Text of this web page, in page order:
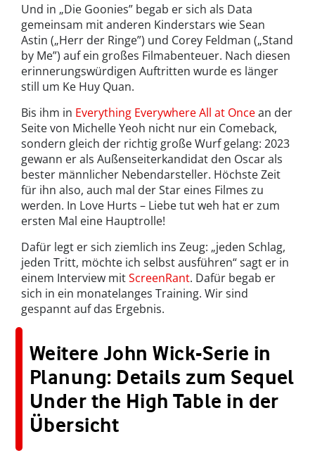
Und in „Die Goonies” begab er sich als Data
gemeinsam mit anderen Kinderstars wie Sean
Astin („Herr der Ringe”) und Corey Feldman („Stand
by Me”) auf ein großes Filmabenteuer. Nach diesen
erinnerungswürdigen Auftritten wurde es länger
still um Ke Huy Quan.
Bis ihm in Everything Everywhere All at Oncean der
Seite von Michelle Yeoh nicht nur ein Comeback,
sondern gleich der richtig große Wurf gelang: 2023
gewann er als Außenseiterkandidat den Oscar als
bester männlicher Nebendarsteller. Höchste Zeit
für ihn also, auch mal der Star eines Filmes zu
werden. In Love Hurts – Liebe tut weh hat er zum
ersten Mal eine Hauptrolle!
Dafür legt er sich ziemlich ins Zeug: „jeden Schlag,
jeden Tritt, möchte ich selbst ausführen“ sagt er in
einem Interview mitScreenRant. Dafür begab er
sich in ein monatelanges Training. Wir sind
gespannt auf das Ergebnis.
Weitere John Wick-Serie in
Planung: Details zum Sequel
Under the High Table in der
Übersicht